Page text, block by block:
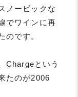
ノービックな
でワインに再
のです。
Chargeという
たのが2006